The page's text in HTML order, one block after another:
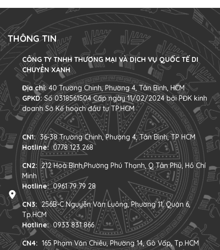
THÔNG TIN
CÔNG TY TNHH THƯƠNG MẠI VÀ DỊCH VỤ QUỐC TẾ DI
CHUYỂN XANH
Địa chỉ:40 Trường Chinh, Phường 4, Tân Bình, HCM
GPKD:Số 0318561504 Cấp ngày 11/02/2024 bởi PĐK kinh
doanh Sở Kế hoạch đầu tư TP.HCM
CN1: 36-38 Trường Chinh, Phường 4, Tân Bình, TP HCM
Hotline: 0778 123 268
CN2: 212 Hoà Bình,Phường Phú Thạnh, Q Tân Phú, Hồ Chí
Minh
Hotline: 0961 79 79 28
CN3: 256B-C Nguyễn Văn Luông, Phường 11, Quận 6,
Tp.HCM
Hotline: 0933 831 866
CN4: 165 Phạm Văn Chiêu, Phường 14, Gò Vấp, Tp.HCM